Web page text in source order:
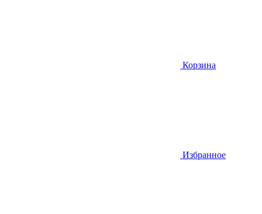
Корзина
Избранное